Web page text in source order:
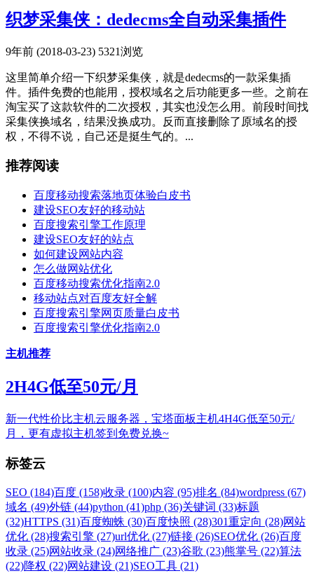
织梦采集侠：dedecms全自动采集插件
9年前 (2018-03-23) 5321浏览
这里简单介绍一下织梦采集侠，就是dedecms的一款采集插
件。插件免费的也能用，授权域名之后功能更多一些。之前在
淘宝买了这款软件的二次授权，其实也没怎么用。前段时间找
采集侠换域名，结果没换成功。反而直接删除了原域名的授
权，不得不说，自己还是挺生气的。...
推荐阅读
百度移动搜索落地页体验白皮书
建设SEO友好的移动站
百度搜索引擎工作原理
建设SEO友好的站点
如何建设网站内容
怎么做网站优化
百度移动搜索优化指南2.0
移动站点对百度友好全解
百度搜索引擎网页质量白皮书
百度搜索引擎优化指南2.0
主机推荐
2H4G低至50元/月
新一代性价比主机云服务器，宝塔面板主机4H4G低至50元/
月，更有虚拟主机签到免费兑换~
标签云
SEO (184)百度 (158)收录 (100)内容 (95)排名 (84)wordpress (67)
域名 (49)外链 (44)python (41)php (36)关键词 (33)标题
(32)HTTPS (31)百度蜘蛛 (30)百度快照 (28)301重定向 (28)网站
优化 (28)搜索引擎 (27)url优化 (27)链接 (26)SEO优化 (26)百度
收录 (25)网站收录 (24)网络推广 (23)谷歌 (23)熊掌号 (22)算法
(22)降权 (22)网站建设 (21)SEO工具 (21)